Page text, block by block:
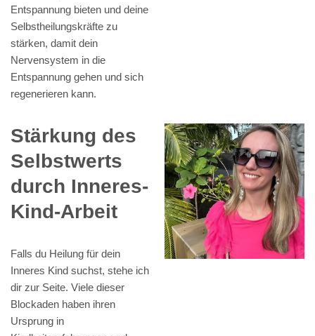
Entspannung bieten und deine
Selbstheilungskräfte zu
stärken, damit dein
Nervensystem in die
Entspannung gehen und sich
regenerieren kann.
Stärkung des
Selbstwerts
durch Inneres-
Kind-Arbeit
Falls du Heilung für dein
Inneres Kind suchst, stehe ich
dir zur Seite. Viele dieser
Blockaden haben ihren
Ursprung in